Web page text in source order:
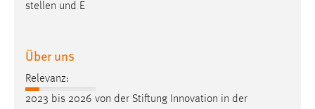
stellen und E
Über uns
Relevanz:
2023 bis 2026 von der Stiftung Innovation in der